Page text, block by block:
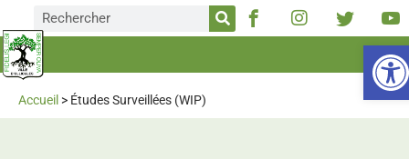
Accueil > Études Surveillées (WIP)